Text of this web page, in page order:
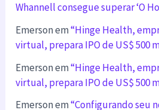
Whannell consegue superar ‘O
Emersonem“Hinge Health,
virtual, prepara IPO de US$ 500
Emersonem“Hinge Health,
virtual, prepara IPO de US$ 500
Emersonem“Configurando seu